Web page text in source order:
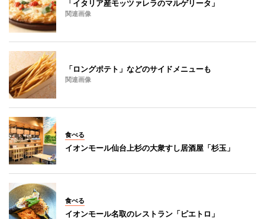
「イタリア産モッツァレラのマルゲリータ」
関連画像
「ロングポテト」などのサイドメニューも
関連画像
食べる
イオンモール仙台上杉の大衆すし居酒屋「杉玉」
食べる
イオンモール名取のレストラン「ピエトロ」